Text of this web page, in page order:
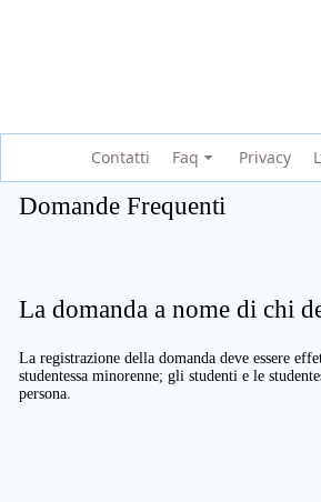
Contatti Faq Privacy
Domande Frequenti
La domanda a nome di chi
La registrazione della domanda deve essere
studentessa minorenne; gli studenti e le
persona.